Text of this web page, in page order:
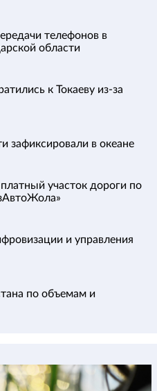
телефонов в
области
к Токаеву из-за
зафиксировали в океане
участок дороги по
и управления
по объемам и